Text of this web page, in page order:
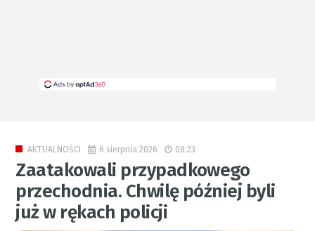
AKTUALNOŚCI 6 sierpnia 2026 08:23
Zaatakowali przypadkowego
przechodnia. Chwilę później byli
już w rękach policji